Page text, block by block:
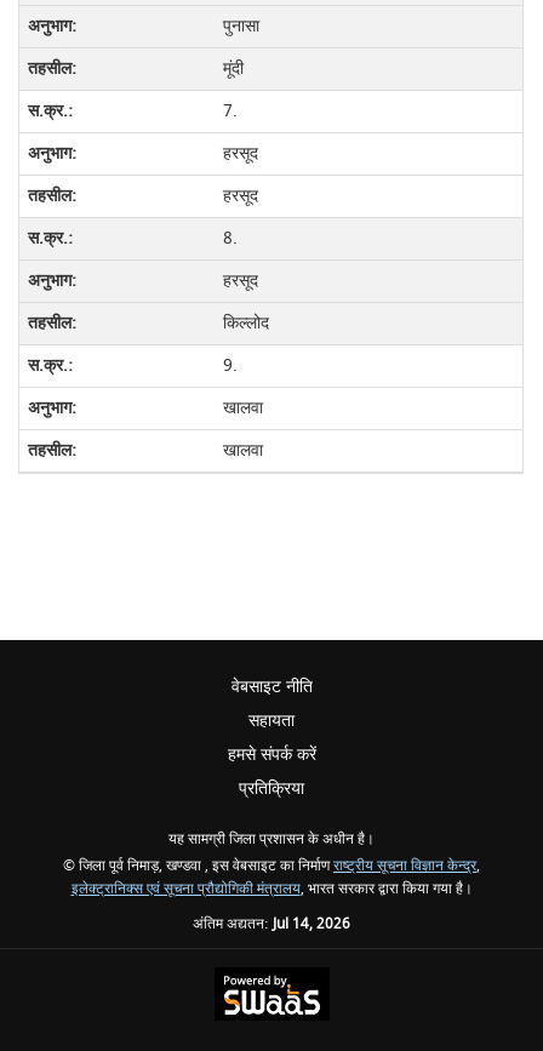
पुनासा
मूंदी
7.
हरसूद
हरसूद
8.
हरसूद
किल्लोद
9.
खालवा
खालवा
वेबसाइट नीति
सहायता
हमसे संपर्क करें
प्रतिक्रिया
यह सामग्री जिला प्रशासन के अधीन है।
© जिला पूर्व निमाड़, खण्‍डवा , इस वेबसाइट का निर्माणराष्ट्रीय सूचना विज्ञान केन्द्र,
इलेक्ट्रानिक्स एवं सूचना प्रौद्योगिकी मंत्रालय, भारत सरकार द्वारा किया गया है।
अंतिम अद्यतन:Jul 14, 2026